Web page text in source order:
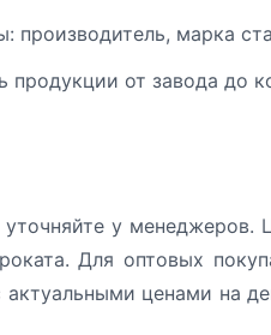
производитель, марка
от завода до
уточняйте у
Для оптовых
ценами на